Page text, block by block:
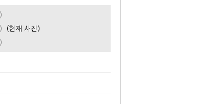
)
) (현재 사진)
)